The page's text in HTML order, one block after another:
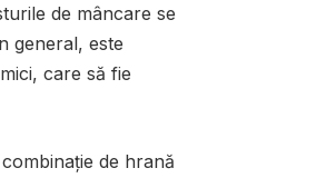
de mâncare se
general, este
care să fie
de hrană